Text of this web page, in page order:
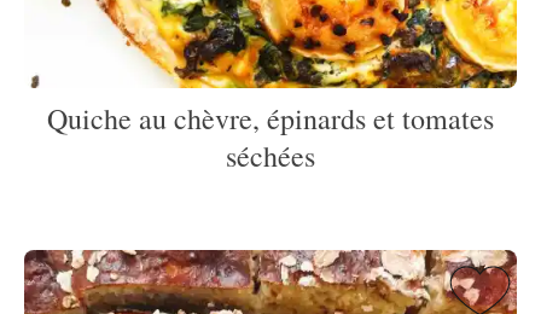
Quiche au chèvre, épinards et tomates
séchées